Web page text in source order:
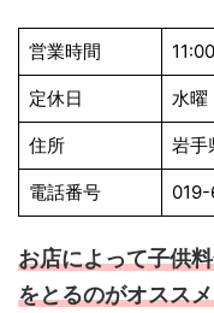
営業時間
定休日 水曜
住所 岩手
電話番号
お店によって子供
をとるのがオスス